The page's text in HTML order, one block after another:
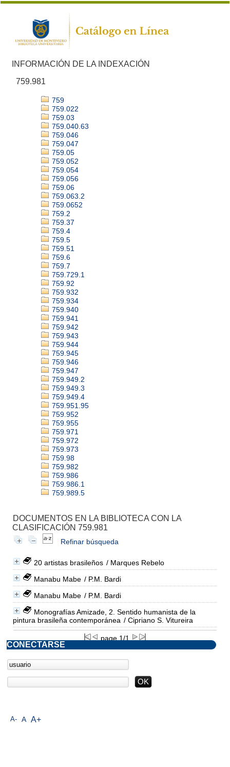
INFORMACIÓN DE LA INDEXACIÓN
759.981
759
759.022
759.03
759.040.63
759.046
759.047
759.05
759.052
759.054
759.056
759.06
759.063.2
759.0652
759.2
759.37
759.4
759.5
759.51
759.6
759.7
759.729.1
759.92
759.932
759.934
759.940
759.941
759.942
759.943
759.944
759.945
759.946
759.947
759.949.2
759.949.3
759.949.4
759.951.95
759.952
759.955
759.971
759.972
759.973
759.98
759.982
759.986
759.986.1
759.989.5
DOCUMENTOS EN LA BIBLIOTECA CON LA
CLASIFICACIÓN 759.981
Refinar búsqueda
20 artistas brasileños / Marques Rebelo
Manabu Mabe / P.M. Bardi
Manabu Mabe / P.M. Bardi
Monografías Amizade, 2. Sentido humanista de la
pintura brasileña contemporánea / Cipriano S. Vitureira
page 1/1
A- A A+
CONECTARSE